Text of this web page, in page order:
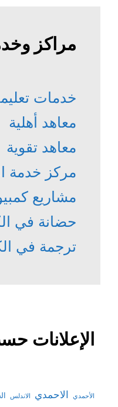
مراكز
خدمات
معاهد أهلية
معاهد تقوية
مركز خدمة
مشاريع
حضانة في
ترجمة في
الإعلانات
الأحمدي الاحمدي الاندلس